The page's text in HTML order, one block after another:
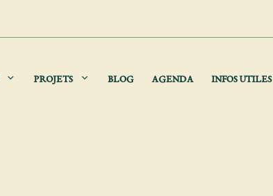
PROJETS BLOG AGENDA INFOS UTILES